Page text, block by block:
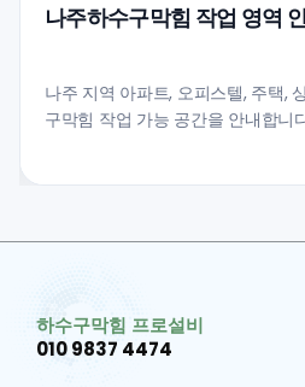
나주하수구막힘 작업 영역
나주 지역 아파트, 오피스텔, 주택,
구막힘 작업 가능 공간을 안내합니
하수구막힘 프로설비
010 9837 4474